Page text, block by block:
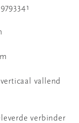
verticaal vallend
verbinder